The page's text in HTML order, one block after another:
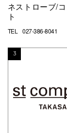
ネストローブ/
ト
TEL 027-386-8041
3